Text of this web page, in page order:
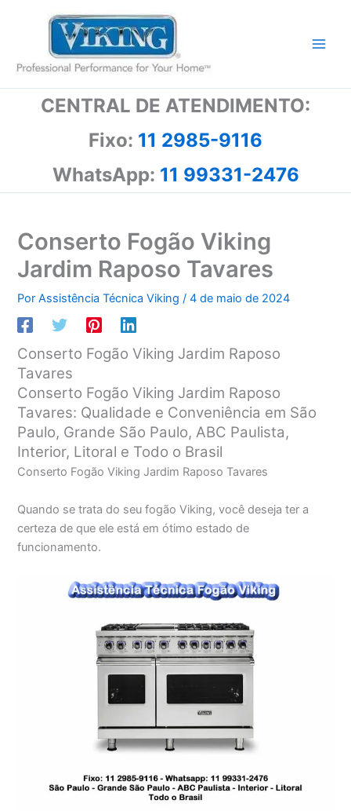
conteúdo
CENTRAL DE ATENDIMENTO:
Fixo: 11 2985-9116
WhatsApp: 11 99331-2476
Conserto Fogão Viking
Jardim Raposo Tavares
PorAssistência Técnica Viking/4 de maio de 2024
Conserto Fogão Viking Jardim Raposo
Tavares
Conserto Fogão Viking Jardim Raposo
Tavares: Qualidade e Conveniência em São
Paulo, Grande São Paulo, ABC Paulista,
Interior, Litoral e Todo o Brasil
Conserto Fogão Viking Jardim Raposo Tavares
Quando se trata do seu fogão Viking, você deseja ter a
certeza de que ele está em ótimo estado de
funcionamento.